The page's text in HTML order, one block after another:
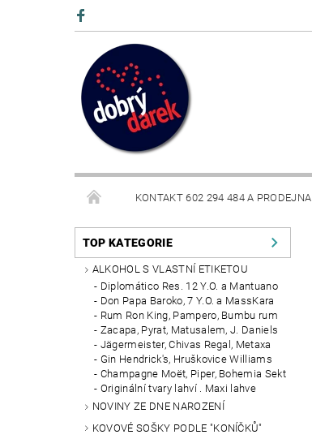
KONTAKT 602 294 484 A PRODEJNA
BLOG
TOP KATEGORIE
ALKOHOL S VLASTNÍ ETIKETOU
Diplomático Res. 12 Y.O. a Mantuano
Don Papa Baroko, 7 Y.O. a MassKara
Rum Ron King, Pampero, Bumbu rum
Zacapa, Pyrat, Matusalem, J. Daniels
Jägermeister, Chivas Regal, Metaxa
Gin Hendrick's, Hruškovice Williams
Champagne Moët, Piper, Bohemia Sekt
Originální tvary lahví . Maxi lahve
NOVINY ZE DNE NAROZENÍ
KOVOVÉ SOŠKY PODLE "KONÍČKŮ"